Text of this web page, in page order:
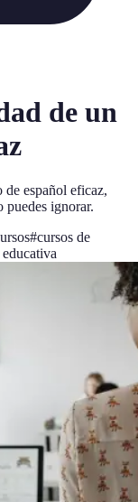
de un
español eficaz,
puedes ignorar.
#cursos de